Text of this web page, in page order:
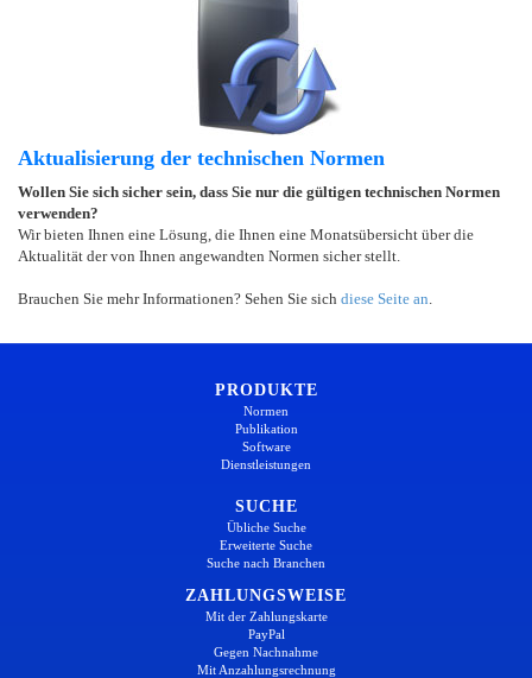
Aktualisierung der technischen Normen
Wollen Sie sich sicher sein, dass Sie nur die gültigen technischen Normen
verwenden?
Wir bieten Ihnen eine Lösung, die Ihnen eine Monatsübersicht über die
Aktualität der von Ihnen angewandten Normen sicher stellt.
Brauchen Sie mehr Informationen? Sehen Sie sich diese Seite an
PRODUKTE
Normen
Publikation
Software
Dienstleistungen
SUCHE
Übliche Suche
Erweiterte Suche
Suche nach Branchen
ZAHLUNGSWEISE
Mit der Zahlungskarte
PayPal
Gegen Nachnahme
Mit Anzahlungsrechnung